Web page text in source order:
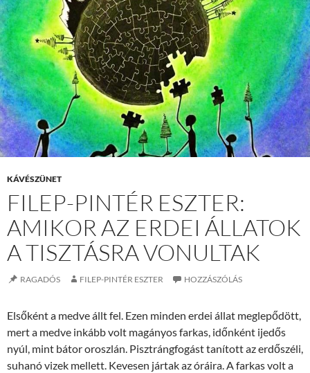
KÁVÉSZÜNET
FILEP-PINTÉR ESZTER:
AMIKOR AZ ERDEI ÁLLATOK
A TISZTÁSRA VONULTAK
RAGADÓS FILEP-PINTÉR ESZTER HOZZÁSZÓLÁS
Elsőként a medve állt fel. Ezen minden erdei állat meglepődött,
mert a medve inkább volt magányos farkas, időnként ijedős
nyúl, mint bátor oroszlán. Pisztrángfogást tanított az erdőszéli,
suhanó vizek mellett. Kevesen jártak az óráira. A farkas volt a